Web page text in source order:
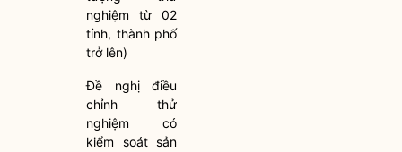
nghiệm từ 02
tỉnh, thành phố
trở lên)
Đề nghị điều
chỉnh thử
nghiệm có
kiểm soát sản